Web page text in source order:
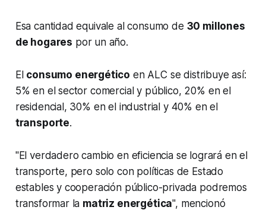
Esa cantidad equivale al consumo de 30 millones
de hogares por un año.
El consumo energético en ALC se distribuye así:
5% en el sector comercial y público, 20% en el
residencial, 30% en el industrial y 40% en el
transporte.
"El verdadero cambio en eficiencia se logrará en el
transporte, pero solo con políticas de Estado
estables y cooperación público-privada podremos
transformar la matriz energética", mencionó